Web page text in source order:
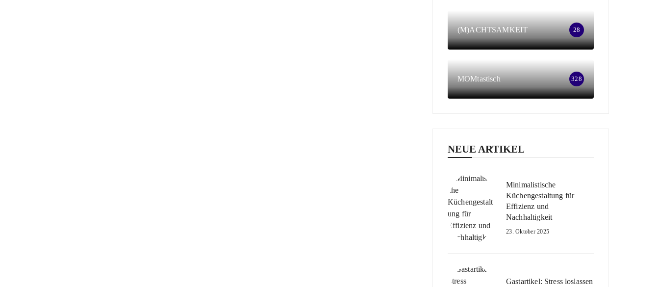
(M)ACHTSAMKEIT 28
MOMtastisch 328
NEUE ARTIKEL
Minimalistische
Küchengestaltung für
Effizienz und
Nachhaltigkeit
23. Oktober 2025
Gastartikel: Stress loslassen